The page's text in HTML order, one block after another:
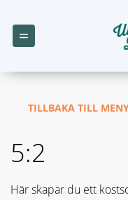
TILLBAKA TILL
5:2
Här skapar du ett